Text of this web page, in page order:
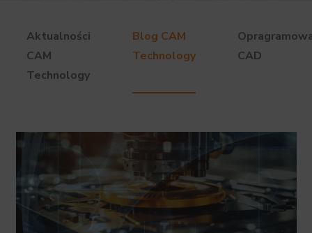
Aktualności
CAM
Technology
Blog CAM
Technology
CAD